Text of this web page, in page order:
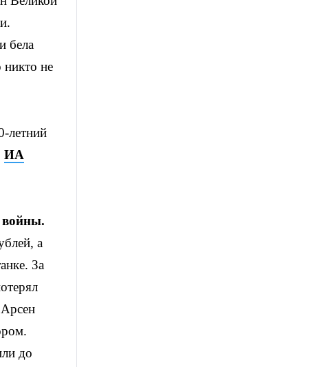
бела
не
летний
ИА
войны.
а
За
до